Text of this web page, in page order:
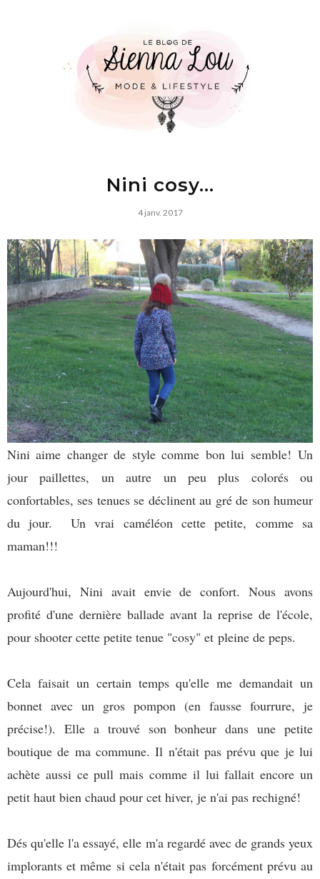
Nini cosy...
4 janv. 2017
Nini aime changer de style comme bon lui semble! Un
jour paillettes, un autre un peu plus colorés ou
confortables, ses tenues se déclinent au gré de son humeur
du jour. Un vrai caméléon cette petite, comme sa
maman!!!
Aujourd'hui, Nini avait envie de confort. Nous avons
profité d'une dernière ballade avant la reprise de l'école,
pour shooter cette petite tenue "cosy" et pleine de peps.
Cela faisait un certain temps qu'elle me demandait un
bonnet avec un gros pompon (en fausse fourrure, je
précise!). Elle a trouvé son bonheur dans une petite
boutique de ma commune. Il n'était pas prévu que je lui
achète aussi ce pull mais comme il lui fallait encore un
petit haut bien chaud pour cet hiver, je n'ai pas rechigné!
Dés qu'elle l'a essayé, elle m'a regardé avec de grands yeux
implorants et même si cela n'était pas forcément prévu au